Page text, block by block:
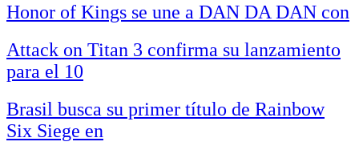
Honor of Kings se une a DAN DA DAN con
Attack on Titan 3 confirma su lanzamiento
para el 10
Brasil busca su primer título de Rainbow
Six Siege en